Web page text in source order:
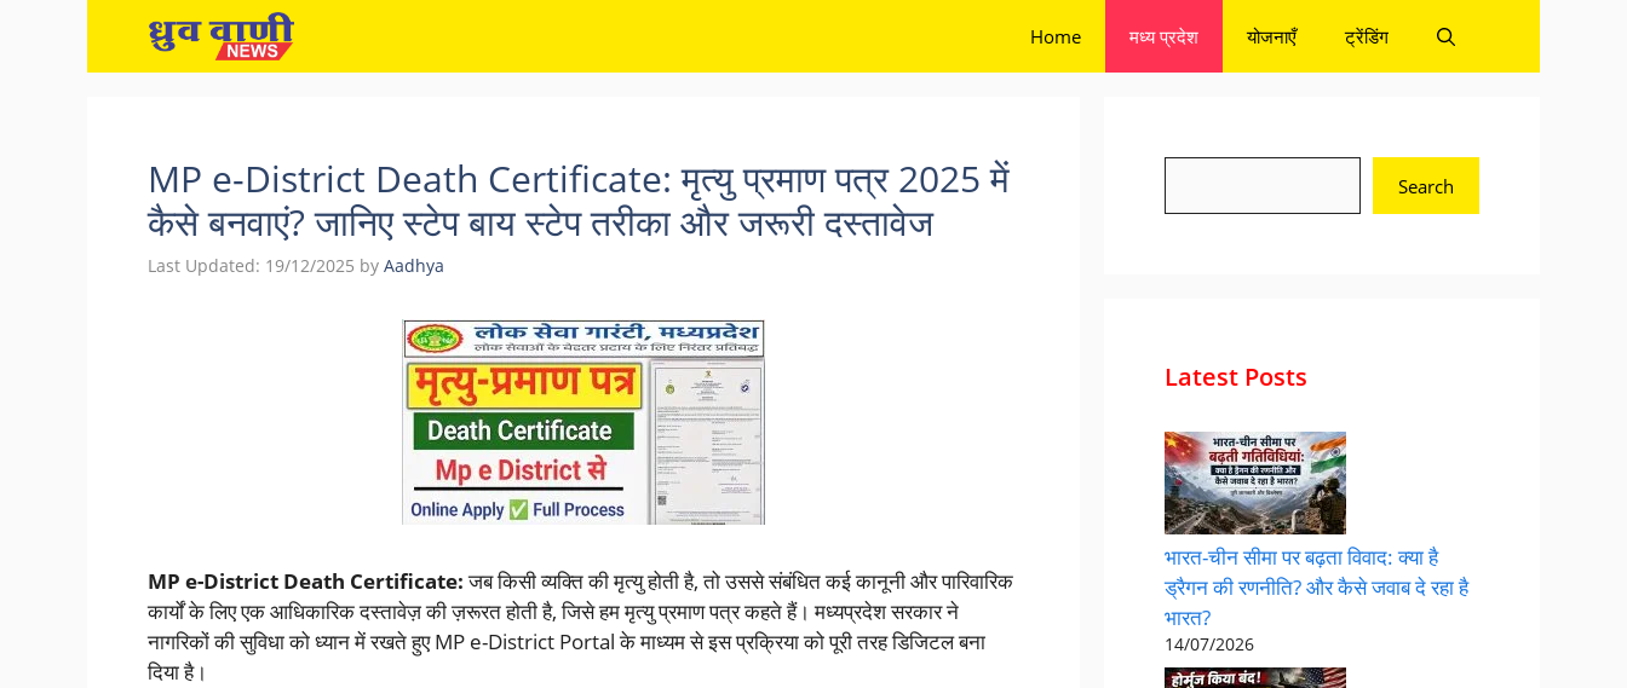
Home मध्य प्रदेश योजनाएँ ट्रेंडिंग
MP e-District Death Certificate: मृत्यु प्रमाण पत्र 2025 में
कैसे बनवाएं? जानिए स्टेप बाय स्टेप तरीका और जरूरी दस्तावेज
Last Updated: 19/12/2025 by Aadhya
MP e-District Death Certificate:जब किसी व्यक्ति की मृत्यु होती है, तो उससे संबंधित कई कानूनी और पारिवारिक
कार्यों के लिए एक आधिकारिक दस्तावेज़ की ज़रूरत होती है, जिसे हम मृत्यु प्रमाण पत्र कहते हैं। मध्यप्रदेश सरकार ने
नागरिकों की सुविधा को ध्यान में रखते हुए MP e-District Portal के माध्यम से इस प्रक्रिया को पूरी तरह डिजिटल बना
दिया है।
Search
Latest Posts
भारत-चीन सीमा पर बढ़ता विवाद: क्या है
ड्रैगन की रणनीति? और कैसे जवाब दे रहा है
भारत?
14/07/2026